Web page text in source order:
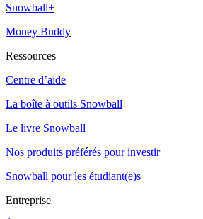
Snowball+
Money Buddy
Ressources
Centre d’aide
La boîte à outils Snowball
Le livre Snowball
Nos produits préférés pour investir
Snowball pour les étudiant(e)s
Entreprise